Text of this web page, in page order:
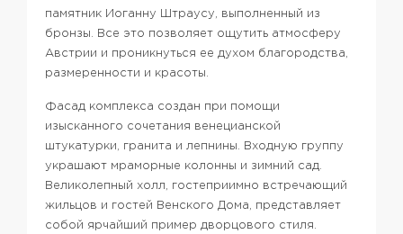
памятник Иоганну Штраусу, выполненный из
бронзы. Все это позволяет ощутить атмосферу
Австрии и проникнуться ее духом благородства,
размеренности и красоты.
Фасад комплекса создан при помощи
изысканного сочетания венецианской
штукатурки, гранита и лепнины. Входную группу
украшают мраморные колонны и зимний сад.
Великолепный холл, гостеприимно встречающий
жильцов и гостей Венского Дома, представляет
собой ярчайший пример дворцового стиля.